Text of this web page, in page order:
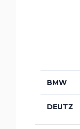
BMW
DEUTZ